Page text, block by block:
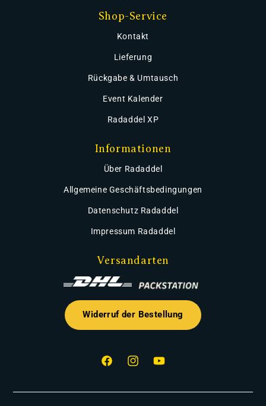
Shop-Service
Kontakt
Lieferung
Rückgabe & Umtausch
Event Kalender
Radaddel XP
Informationen
Über Radaddel
Allgemeine Geschäftsbedingungen
Datenschutz Radaddel
Impressum Radaddel
Versandarten
Widerruf der Bestellung
FacebookInstagramYouTube